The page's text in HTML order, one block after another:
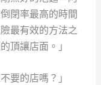
閉率最高的時間
最有效的方法之
頂讓店面。」
要的店嗎？」